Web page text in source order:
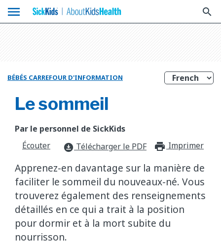
menu search
BÉBÉS CARREFOUR D'INFORMATION
Le sommeil
Par le personnel de SickKids
Écouter
download_for_offline Télécharger le PDF Imprimer
Apprenez-en davantage sur la manière de
faciliter le sommeil du nouveaux-né. Vous
trouverez également des renseignements
détaillés en ce qui a trait à la position
pour dormir et à la mort subite du
nourrisson.